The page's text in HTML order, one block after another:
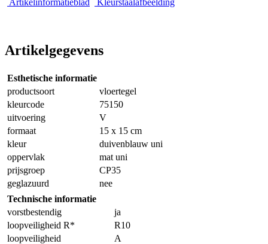
Artikelgegevens
Esthetische informatie
productsoort
vloertegel
kleurcode
75150
uitvoering
V
formaat
15 x 15 cm
kleur
duivenblauw uni
oppervlak
mat uni
prijsgroep
CP35
geglazuurd
nee
Technische informatie
vorstbestendig
ja
loopveiligheid R*
R10
loopveiligheid
A